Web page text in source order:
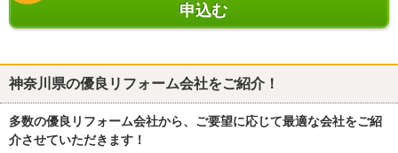
申込む
神奈川県の優良リフォーム会社をご紹介！
多数の優良リフォーム会社から、ご要望に応じて最適な会社をご紹
介させていただきます！